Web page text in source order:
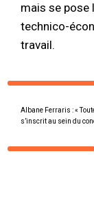
mais se pose
technico-
travail.
Albane Ferraris : «
s’inscrit au sein du